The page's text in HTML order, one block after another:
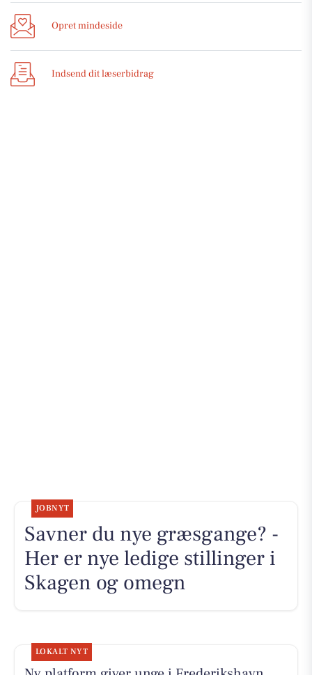
Opret mindeside
Indsend dit læserbidrag
JOBNYT
Savner du nye græsgange? -
Her er nye ledige stillinger i
Skagen og omegn
LOKALT NYT